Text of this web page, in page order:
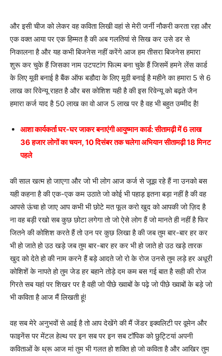
और इसी चीज को लेकर वह कविता लिखी वहां से मेरी जर्नी नौकरी करता रहा और
एक वक्त आया पर एक हिम्मत है की अब गलतियां से सिख कर उसे डर से
निकालना है और यह कभी बिजनेस नहीं करेंगे आज हम तीसरा बिजनेस हमारा
शुरू कर चुके हैं जिसका नाम उटपटांग फिल्म बना चुके हैं जिसमें हमने लेंस कार्ड
के लिए मूवी बनाई है बैंक ऑफ बडौदा के लिए मूवी बनाई है महीने का हमारा 5 से 6
लाख का रिवेन्यू राहत है और बस कोशिश यही है की इस रिवेन्यू को बढ़ते जैन
हमारा कर्ज याद है 50 लाख का वो आज 5 लाख पर है वह भी बहुत उम्मीद है!
आशा कार्यकर्ता घर-घर जाकर बनाएंगी आयुष्मान कार्ड: सीतामढ़ी में 6 लाख
36 हजार लोगों का चयन, 10 दिसंबर तक चलेगा अभियान सीतामढ़ी 18 मिनट
पहले
की साल खत्म हो जाएगा और जो भी लोग आज कर्ज से जूझ रहे हैं ना उनको बस
यही कहना है की एक-एक कम उठाते जो कोई भी पहाड़ इतना बड़ा नहीं है की वह
आपसे ऊंचा हो जाए आप कभी भी छोटे मत फूल करो खुद को आपकी जो ज़िद है
ना वह बड़ी रखो सब कुछ छोटा लगेगा तो जो ऐसे लोग हैं जो मानते ही नहीं है फिर
जितने की कोशिश करते हैं तो उन पर कुछ लिखा है की जब तुम बार-बार हर कर
भी हो जाते हो उठ खड़े जब तुम बार-बार हर कर भी हो जाते हो उठ खड़े तारक
खुद को देते हो की नाम करने हैं बड़े आदते जो रो के रोज उनसे तुम लड़े हर अधूरी
कोशिशें के नापते हो तुम जेड हर बहाने तोड़े दम कम बस गई बात है सही की रोज
गिरते सब यहां पर शिखर पर है वही जो पीछे ख्वाबों के पढ़े जो पीछे ख्वाबों के बड़े जो
भी कविता है आज मैं लिखती हूं!
वह सब मेरे अनुभवों से आई है तो आप देखेंगे की मैं जेंडर इक्वलिटी पर वूमेन और
फाइनेंस पर मेंटल हेल्थ पर इन सब पर इन सब टॉपिक को छुट्टियां अपनी
कविताओं के थ्रू आज मां तुम भी गलत हो शक्ति हो जो कविता है और आखिर तुम